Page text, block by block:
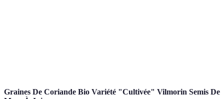
Graines De Coriande Bio Variété "Cultivée" Vilmorin Semis De